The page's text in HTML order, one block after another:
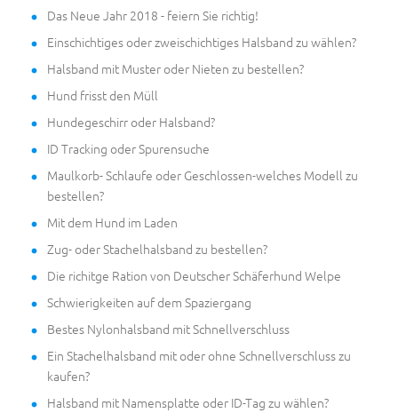
Das Neue Jahr 2018 - feiern Sie richtig!
Einschichtiges oder zweischichtiges Halsband zu wählen?
Halsband mit Muster oder Nieten zu bestellen?
Hund frisst den Müll
Hundegeschirr oder Halsband?
ID Tracking oder Spurensuche
Maulkorb- Schlaufe oder Geschlossen-welches Modell zu
bestellen?
Mit dem Hund im Laden
Zug- oder Stachelhalsband zu bestellen?
Die richitge Ration von Deutscher Schäferhund Welpe
Schwierigkeiten auf dem Spaziergang
Bestes Nylonhalsband mit Schnellverschluss
Ein Stachelhalsband mit oder ohne Schnellverschluss zu
kaufen?
Halsband mit Namensplatte oder ID-Tag zu wählen?